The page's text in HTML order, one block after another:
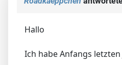
Hallo
Ich habe Anfangs